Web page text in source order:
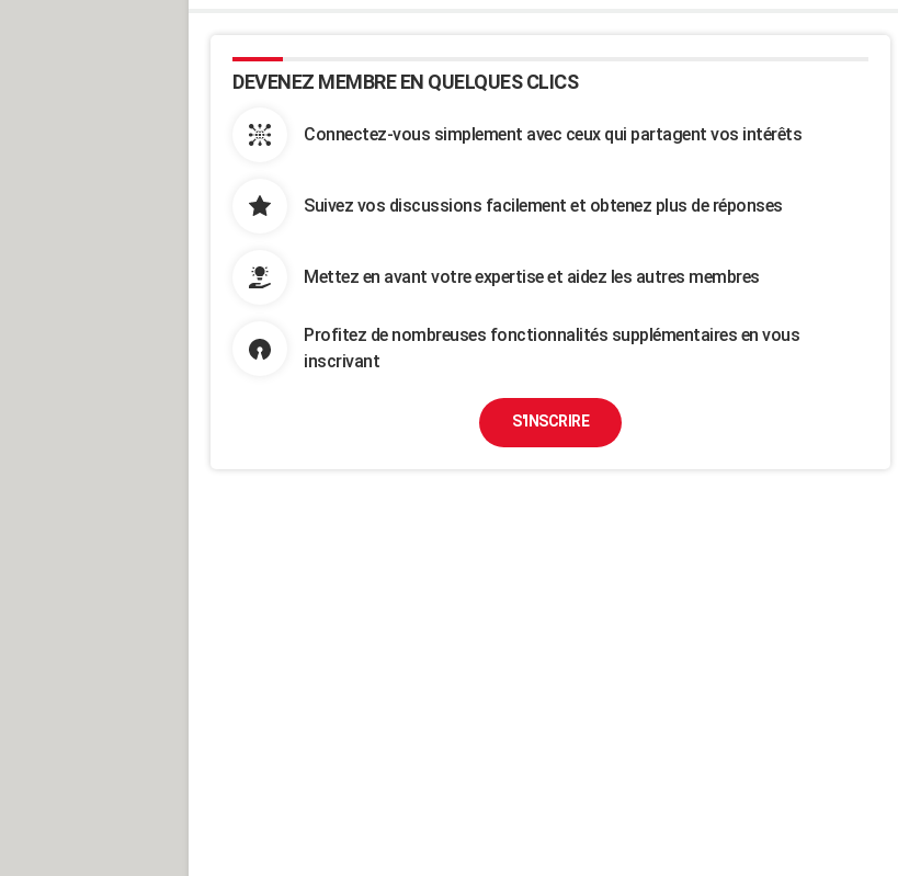
DEVENEZ MEMBRE EN QUELQUES CLICS
Connectez-vous simplement avec ceux qui partagent vos intérêts
Suivez vos discussions facilement et obtenez plus de réponses
Mettez en avant votre expertise et aidez les autres membres
Profitez de nombreuses fonctionnalités supplémentaires en vous
inscrivant
S'INSCRIRE